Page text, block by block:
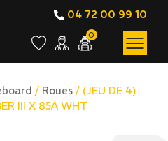
04 72 00 99 10
0
/ Roues / (JEU DE 4)
III X 85A WHT